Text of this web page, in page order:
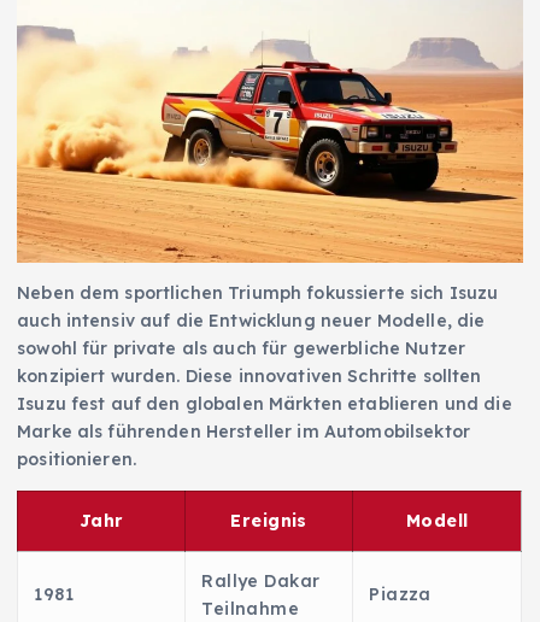
Neben dem sportlichen Triumph fokussierte sich Isuzu
auch intensiv auf die Entwicklung neuer Modelle, die
sowohl für private als auch für gewerbliche Nutzer
konzipiert wurden. Diese innovativen Schritte sollten
Isuzu fest auf den globalen Märkten etablieren und die
Marke als führenden Hersteller im Automobilsektor
positionieren.
Jahr Ereignis Modell
1981
Rallye Dakar
Teilnahme
Piazza